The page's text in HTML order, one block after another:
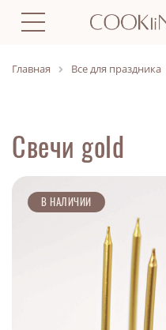
Главная Все для праздника
Свечи gold
В НАЛИЧИИ